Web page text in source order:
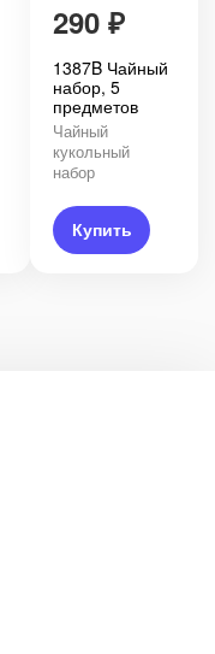
290 ₽
1387B Чайный
набор, 5
предметов
Чайный
кукольный
набор
Купить